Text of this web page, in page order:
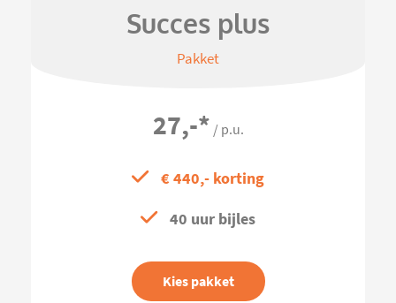
Succes plus
Pakket
27,-* / p.u.
€ 440,- korting
40 uur bijles
Kies pakket